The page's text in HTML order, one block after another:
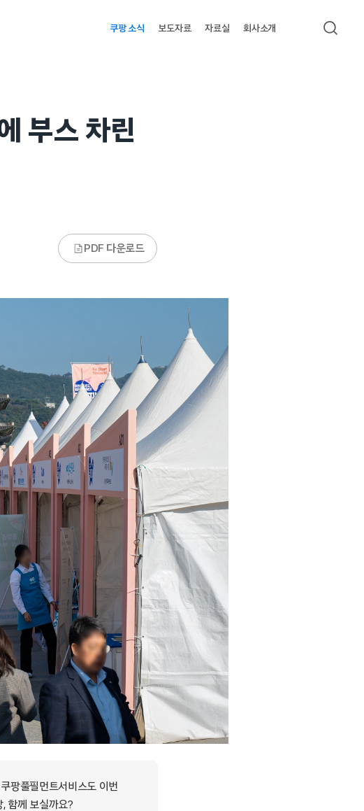
쿠팡 소식 보도자료 자료실 회사소개 검색
부스 차린
PDF 다운로드
팡풀필먼트서비스도 이번
함께 보실까요?